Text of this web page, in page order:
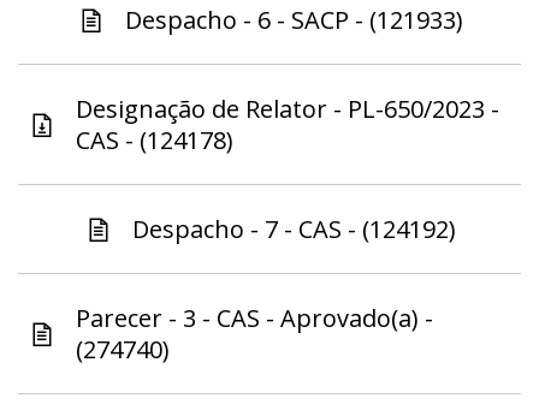
Despacho - 6 - SACP - (121933)
Designação de Relator - PL-650/2023 -
CAS - (124178)
Despacho - 7 - CAS - (124192)
Parecer - 3 - CAS - Aprovado(a) -
(274740)